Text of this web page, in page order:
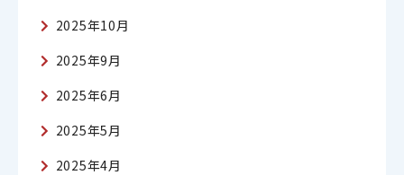
2025年10月
2025年9月
2025年6月
2025年5月
2025年4月